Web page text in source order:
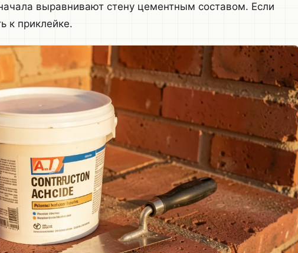
выравнивают стену цементным составом. Если
к приклейке.